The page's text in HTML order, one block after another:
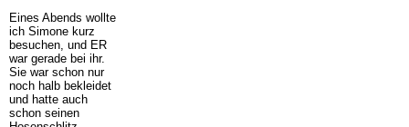
Eines Abends wollte
ich Simone kurz
besuchen, und ER
war gerade bei ihr.
Sie war schon nur
noch halb bekleidet
und hatte auch
schon seinen